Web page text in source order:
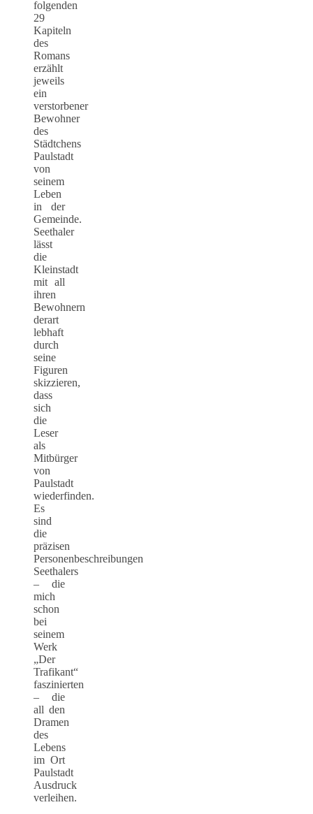
folgenden
29
Kapiteln
des
Romans
erzählt
jeweils
ein
verstorbener
Bewohner
des
Städtchens
Paulstadt
von
seinem
Leben
in der
Gemeinde.
Seethaler
lässt
die
Kleinstadt
mit all
ihren
Bewohnern
derart
lebhaft
durch
seine
Figuren
skizzieren,
dass
sich
die
Leser
als
Mitbürger
von
Paulstadt
wiederfinden.
Es
sind
die
präzisen
Personenbeschreibungen
Seethalers
– die
mich
schon
bei
seinem
Werk
„Der
Trafikant“
faszinierten
– die
all den
Dramen
des
Lebens
im Ort
Paulstadt
Ausdruck
verleihen.